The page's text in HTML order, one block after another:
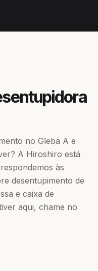
no Gleba A e
A Hiroshiro está
às
desentupimento de
e caixa de
aqui, chame no